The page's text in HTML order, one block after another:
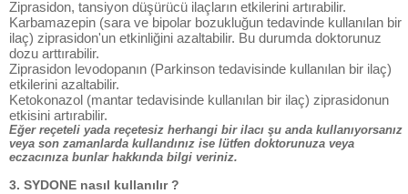
Ziprasidon, tansiyon düşürücü ilaçların etkilerini artırabilir.
Karbamazepin (sara ve bipolar bozukluğun tedavinde kullanılan bir
ilaç) ziprasidon'un etkinliğini azaltabilir. Bu durumda doktorunuz
dozu arttırabilir.
Ziprasidon levodopanın (Parkinson tedavisinde kullanılan bir ilaç)
etkilerini azaltabilir.
Ketokonazol (mantar tedavisinde kullanılan bir ilaç) ziprasidonun
etkisini artırabilir.
Eğer reçeteli yada reçetesiz herhangi bir ilacı şu anda kullanıyorsanız
veya son zamanlarda kullandınız ise lütfen doktorunuza veya
eczacınıza bunlar hakkında bilgi veriniz.
3. SYDONE nasıl kullanılır ?